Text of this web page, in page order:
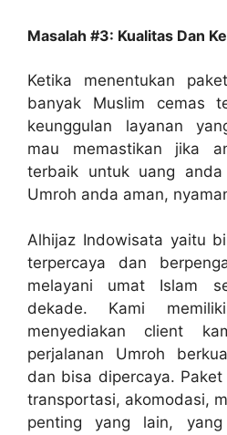
Masalah #3: Kualitas Dan
Ketika menentukan
banyak Muslim cemas
keunggulan layanan
mau memastikan jika
terbaik untuk uang
Umroh anda aman,
Alhijaz Indowisata yaitu
terpercaya dan
melayani umat Islam
dekade. Kami
menyediakan client
perjalanan Umroh
dan bisa dipercaya.
transportasi, akomodasi,
penting yang lain,